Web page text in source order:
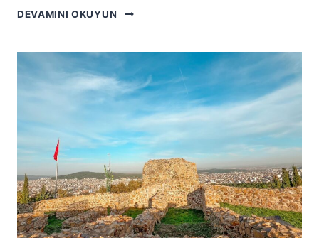
DEVAMINI OKUYUN
AYVALIK`TA